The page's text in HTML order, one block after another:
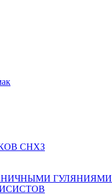
СНХЗ
ГУЛЯНИЯМИ